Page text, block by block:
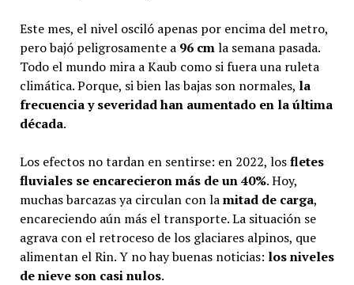
Este mes, el nivel osciló apenas por encima del metro,
pero bajó peligrosamente a 96 cmla semana pasada.
Todo el mundo mira a Kaub como si fuera una ruleta
climática. Porque, si bien las bajas son normales, la
frecuencia y severidad han aumentado en la última
década.
Los efectos no tardan en sentirse: en 2022, losfletes
fluviales se encarecieron más de un 40%. Hoy,
muchas barcazas ya circulan con lamitad de carga,
encareciendo aún más el transporte. La situación se
agrava con el retroceso de los glaciares alpinos, que
alimentan el Rin. Y no hay buenas noticias: los niveles
de nieve son casi nulos.